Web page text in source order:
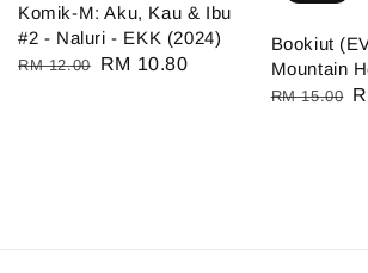
Komik-M: Aku, Kau & Ibu
#2 - Naluri - EKK (2024)
Regular
RM 12.00
Sale
RM 10.80
Bookiut
Mountain
Regular
RM 15.00